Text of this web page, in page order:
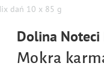
dań 10 x 85 g
Dolina Noteci
Mokra